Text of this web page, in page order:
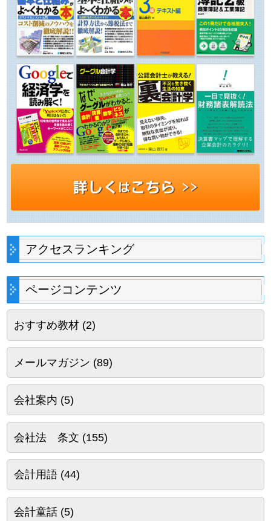
アクセスランキング
ページコンテンツ
おすすめ教材(2)
メールマガジン (89)
会社案内 (5)
会社法 条文 (155)
会計用語(44)
会計童話(5)